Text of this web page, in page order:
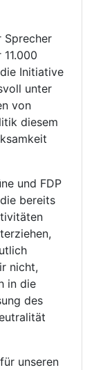
Sprecher
Initiative
unter
von
diesem
und FDP
bereits
nicht,
in die
des
unseren